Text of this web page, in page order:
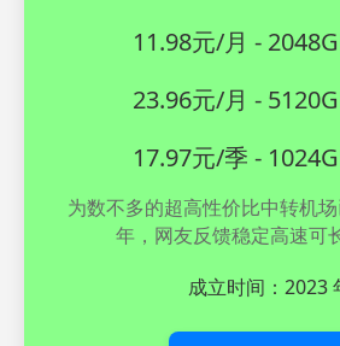
11.98元/月 -
23.96元/月 -
17.97元/季 -
为数不多的超高性价比中转机
年，网友反馈稳定高速可
成立时间：2023